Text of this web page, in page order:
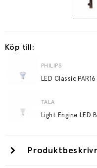
Köp till:
PHILIPS
TALA